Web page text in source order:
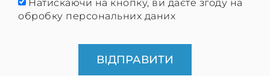
Натискаючи на кнопку, ви даєте згоду на
обробку персональних даних
ВІДПРАВИТИ